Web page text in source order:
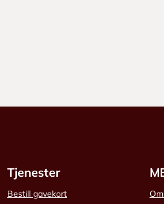
Tjenester
Bestill gavekort